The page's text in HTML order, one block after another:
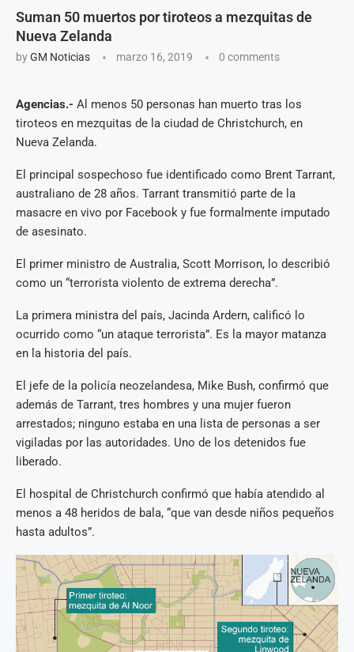
Suman 50 muertos por tiroteos a mezquitas de
Nueva Zelanda
byGM Noticias marzo 16, 2019 0 comments
Agencias.- Al menos 50 personas han muerto tras los
tiroteos en mezquitas de la ciudad de Christchurch, en
Nueva Zelanda.
El principal sospechoso fue identificado como Brent Tarrant,
australiano de 28 años. Tarrant transmitió parte de la
masacre en vivo por Facebook y fue formalmente imputado
de asesinato.
El primer ministro de Australia, Scott Morrison, lo describió
como un “terrorista violento de extrema derecha”.
La primera ministra del país, Jacinda Ardern, calificó lo
ocurrido como “un ataque terrorista”. Es la mayor matanza
en la historia del país.
El jefe de la policía neozelandesa, Mike Bush, confirmó que
además de Tarrant, tres hombres y una mujer fueron
arrestados; ninguno estaba en una lista de personas a ser
vigiladas por las autoridades. Uno de los detenidos fue
liberado.
El hospital de Christchurch confirmó que había atendido al
menos a 48 heridos de bala, “que van desde niños pequeños
hasta adultos”.